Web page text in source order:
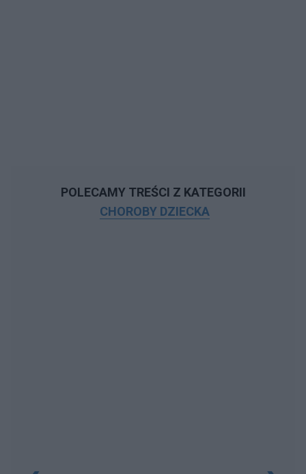
POLECAMY TREŚCI Z KATEGORII
CHOROBY DZIECKA